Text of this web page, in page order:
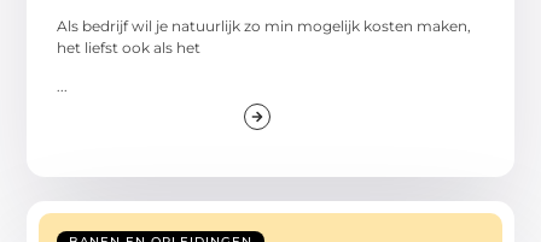
Als bedrijf wil je natuurlijk zo min mogelijk kosten maken,
het liefst ook als het
...